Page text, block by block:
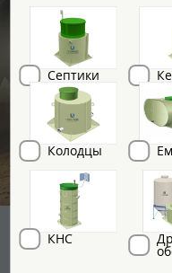
Я согласен с
персональных данных
конфиденциальности
Септики
Колодцы
КНС